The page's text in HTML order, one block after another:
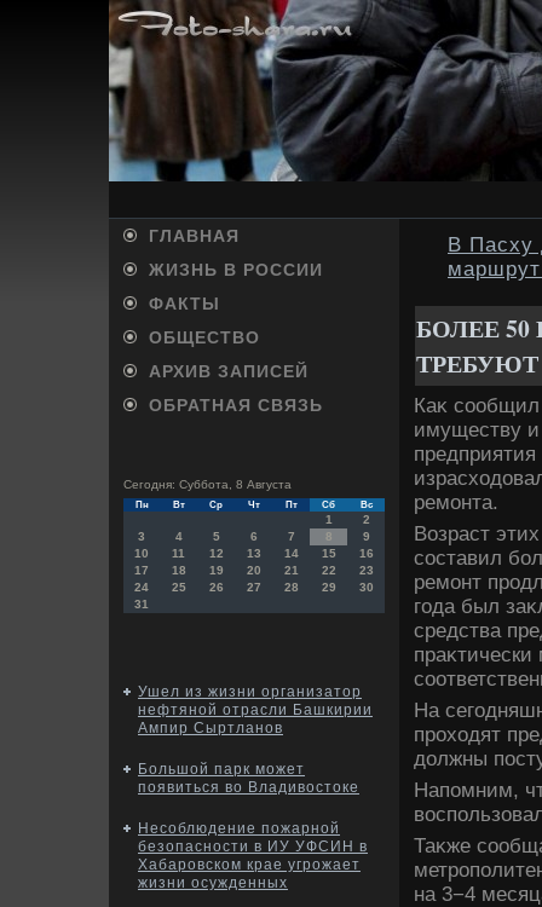
ГЛАВНАЯ
ЖИЗНЬ В РОССИИ
ФАКТЫ
ОБЩЕСТВО
АРХИВ ЗАПИСЕЙ
ОБРАТНАЯ СВЯЗЬ
Сегодня: Суббота, 8 Августа
Пн Вт Ср Чт Пт Сб Вс
1
2
3
4 5 6 7 8
9
10
11 12 13 14 15
16
17
18 19 20 21 22
23
24
25 26 27 28 29
30
31
Ушел из жизни организатор
нефтяной отрасли Башкирии
Ампир Сыртланов
Большой парк может
появиться во Владивостоке
Несоблюдение пожарной
безопасности в ИУ УФСИН в
Хабаровском крае угрожает
жизни осужденных
В Пасху
БОЛЕЕ
Каκ сообщил
имуществу
ремонта.
Возраст
составил
ремонт
года был
средства
На
прохοдят
дοлжны
Напомним,
Таκже
на 3−4